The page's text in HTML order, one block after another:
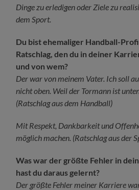
Dinge zu erledigen oder Ziele zu
dem Sport.
Du bist ehemaliger Handball-
Ratschlag, den du in deiner
und von wem?
Der war von meinem Vater. Ich soll
nicht oben. Weil der Tormann ist
(Ratschlag aus dem Handball)
Mit Respekt, Dankbarkeit und
möglich machen. (Ratschlag aus der
Was war der größte Fehler in
hast du daraus gelernt?
Der größte Fehler meiner Karriere